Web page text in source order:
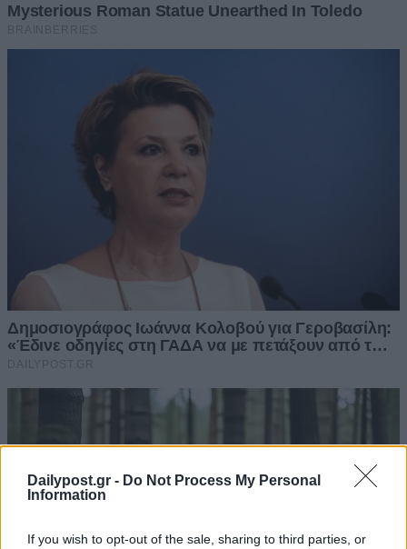
Dailypost.gr - Do Not Process My Personal
Information
If you wish to opt-out of the sale, sharing to third parties, or